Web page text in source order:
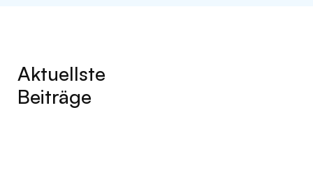
Aktuellste
Beiträge